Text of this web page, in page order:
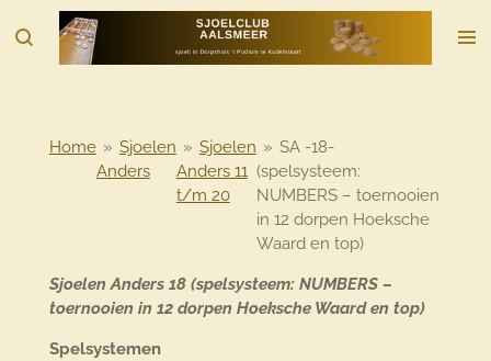
direct
Home » Sjoelen
Anders
» Sjoelen
Anders 11
t/m 20
» SA -18-
(spelsysteem:
NUMBERS – toernooien
in 12 dorpen Hoeksche
Waard en top)
Sjoelen Anders 18 (spelsysteem: NUMBERS –
toernooien in 12 dorpen Hoeksche Waard en top)
Spelsystemen